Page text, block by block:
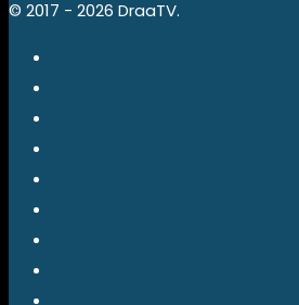
© 2017 - 2026 DraaTV.